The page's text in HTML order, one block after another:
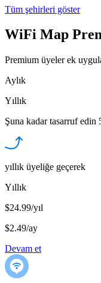
Tüm şehirleri göster
WiFi Map
Premium üyeler ek
Aylık
Yıllık
Şuna kadar tasarruf edin
yıllık üyeliğe geçerek
Yıllık
$24.99/yıl
$2.49/ay
Devam et